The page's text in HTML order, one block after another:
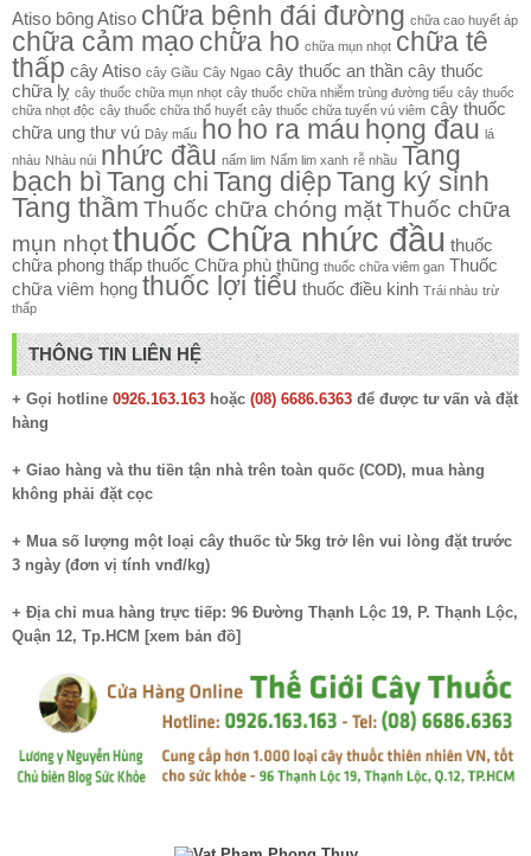
Atiso bông Atiso chữa bệnh đái đường chữa cao huyết áp
chữa cảm mạo chữa ho chữa mụn nhọt chữa tê
thấp cây Atiso cây Giầu Cây Ngao cây thuốc an thần cây thuốc
chữa lỵ cây thuốc chữa mụn nhọt cây thuốc chữa nhiễm trùng đường tiểu cây thuốc
chữa nhọt độc cây thuốc chữa thổ huyết cây thuốc chữa tuyến vú viêm cây thuốc
chữa ung thư vú Dây mấu ho ho ra máu họng đau lá
nhàu Nhàu núi nhức đầu nấm lim Nấm lim xanh rễ nhầu Tang
bạch bì Tang chi Tang diệp Tang ký sinh
Tang thầm Thuốc chữa chóng mặtThuốc chữa
mụn nhọtthuốc Chữa nhức đầu thuốc
chữa phong thấp thuốc Chữa phù thũng thuốc chữa viêm gan Thuốc
chữa viêm họng thuốc lợi tiểu thuốc điều kinh Trái nhàu trừ
thấp
THÔNG TIN LIÊN HỆ
+ Gọi hotline 0926.163.163 hoặc (08) 6686.6363 để được tư vấn và đặt
hàng
+ Giao hàng và thu tiền tận nhà trên toàn quốc (COD), mua hàng
không phải đặt cọc
+ Mua số lượng một loại cây thuốc từ 5kg trở lên vui lòng đặt trước
3 ngày (đơn vị tính vnđ/kg)
+ Địa chỉ mua hàng trực tiếp: 96 Đường Thạnh Lộc 19, P. Thạnh Lộc,
Quận 12, Tp.HCM [xem bản đồ]